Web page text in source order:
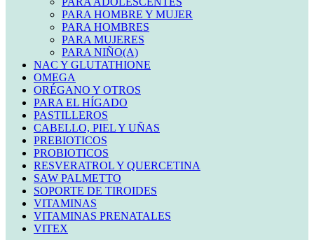
PARA HOMBRE Y MUJER
PARA HOMBRES
PARA MUJERES
PARA NIÑO(A)
NAC Y GLUTATHIONE
OMEGA
ORÉGANO Y OTROS
PARA EL HÍGADO
PASTILLEROS
CABELLO, PIEL Y UÑAS
PREBIOTICOS
PROBIOTICOS
RESVERATROL Y QUERCETINA
SAW PALMETTO
SOPORTE DE TIROIDES
VITAMINAS
VITAMINAS PRENATALES
VITEX